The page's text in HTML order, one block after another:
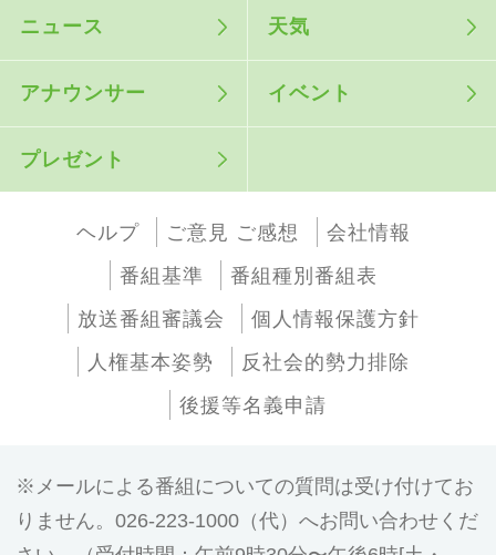
ニュース 天気
アナウンサー イベント
プレゼント
ヘルプ ご意見 ご感想
会社情報
番組基準
番組種別番組表
放送番組審議会
個人情報保護方針
人権基本姿勢
反社会的勢力排除
後援等名義申請
メールによる番組についての質問は受け付けてお
りません。026-223-1000（代）へお問い合わせくだ